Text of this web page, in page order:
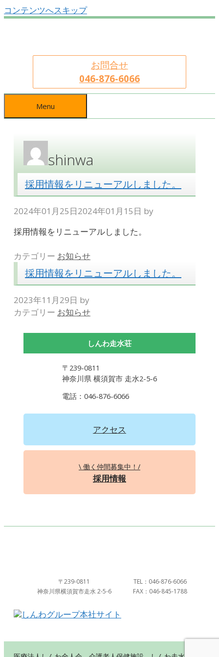
コンテンツへスキップ
お問合せ
046-876-6066
Menu
shinwa
採用情報をリニューアルしました。
2024年01月25日2024年01月15日 by
採用情報をリニューアルしました。
カテゴリー お知らせ
採用情報をリニューアルしました。
2023年11月29日 by
カテゴリー お知らせ
しんわ走水荘
〒239-0811
神奈川県 横須賀市 走水2-5-6
電話：046-876-6066
アクセス
\ 働く仲間募集中！/
採用情報
〒239-0811
神奈川県横須賀市走水 2-5-6
TEL：046-876-6066
FAX：046-845-1788